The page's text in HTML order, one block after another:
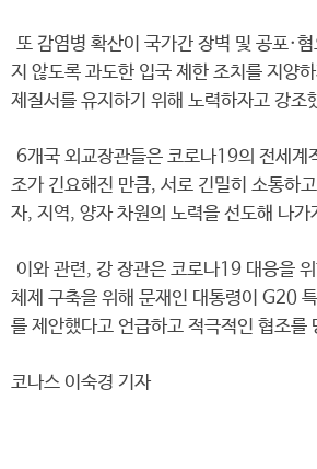
또 감염병 확산이 국가간 장벽 및 공포·
지 않도록 과도한 입국 제한 조치를 지양
제질서를 유지하기 위해 노력하자고 강조
6개국 외교장관들은 코로나19의 전세계
조가 긴요해진 만큼, 서로 긴밀히 소통하
자, 지역, 양자 차원의 노력을 선도해 나가
이와 관련, 강 장관은 코로나19 대응을
체제 구축을 위해 문재인 대통령이 G20
를 제안했다고 언급하고 적극적인 협조
코나스 이숙경 기자